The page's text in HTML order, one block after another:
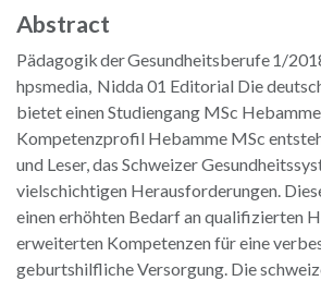
Abstract
Pädagogik der Gesundheitsberufe 1/
hpsmedia, Nidda 01 Editorial Die
bietet einen Studiengang MSc
Kompetenzprofil Hebamme MSc
und Leser, das Schweizer
vielschichtigen Herausforderungen.
einen erhöhten Bedarf an qualifizierten
erweiterten Kompetenzen für eine
geburtshilfliche Versorgung. Die